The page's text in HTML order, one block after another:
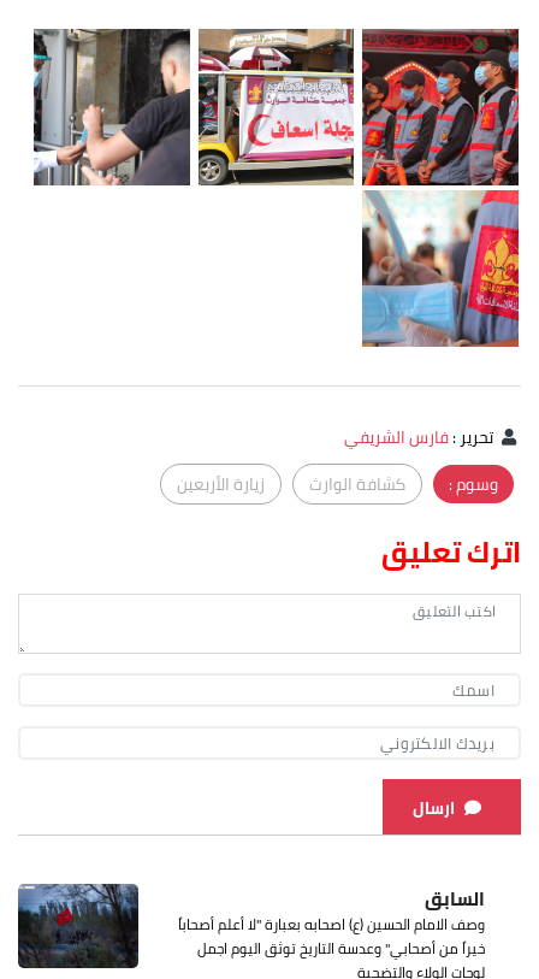
تحرير:فارس الشريفي
وسوم :
كشافة الوارث زيارة الأربعين
اترك تعليق
ارسال
السابق
وصف الامام الحسين (ع) اصحابه بعبارة "لا أعلم أصحاباً
خيراً من أصحابي" وعدسة التاريخ توثق اليوم اجمل
لوحات الولاء والتضحية